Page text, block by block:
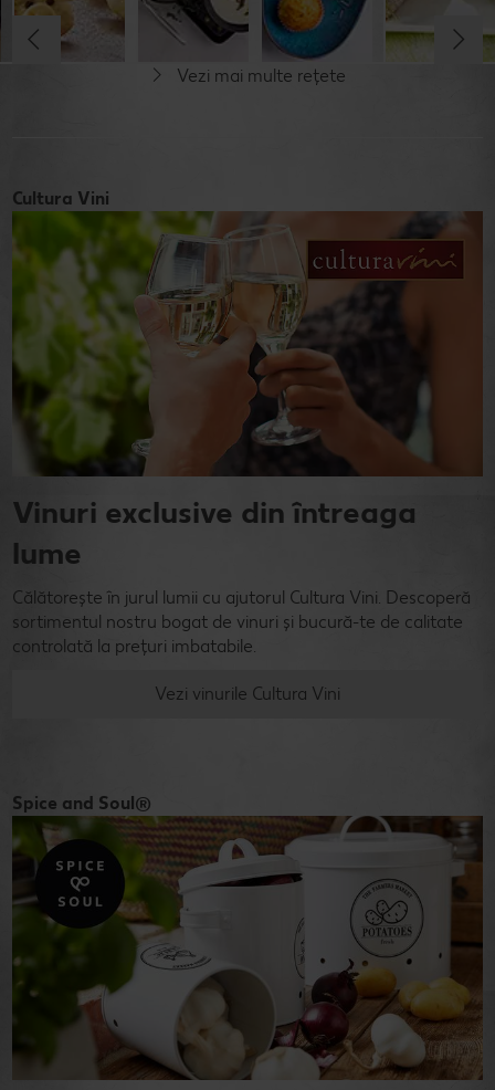
Vezi mai multe rețete
Cultura Vini
Vinuri exclusive din întreaga
lume
Călătorește în jurul lumii cu ajutorul Cultura Vini. Descoperă
sortimentul nostru bogat de vinuri și bucură-te de calitate
controlată la prețuri imbatabile.
Vezi vinurile Cultura Vini
Spice and Soul®